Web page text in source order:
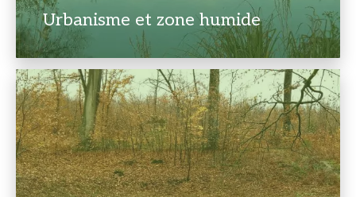
Urbanisme et zone humide